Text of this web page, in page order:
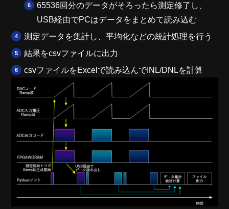
65536回分のデータがそろったら測定修了し、
USB経由でPCはデータをまとめて読み込む
測定データを集計し、平均化などの統計処理を行う
結果をcsvファイルに出力
csvファイルをExcelで読み込んでINL/DNLを計算